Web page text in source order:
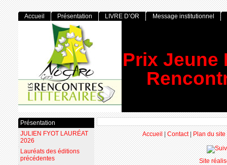
Prix Jeune
Accueil Présentation LIVRE D’OR Message institutionnel
Présentation
JULIEN FYOT LAURÉAT
2026
Lauréats des éditions
précédentes
Accueil|Contact|Plan du site
Site